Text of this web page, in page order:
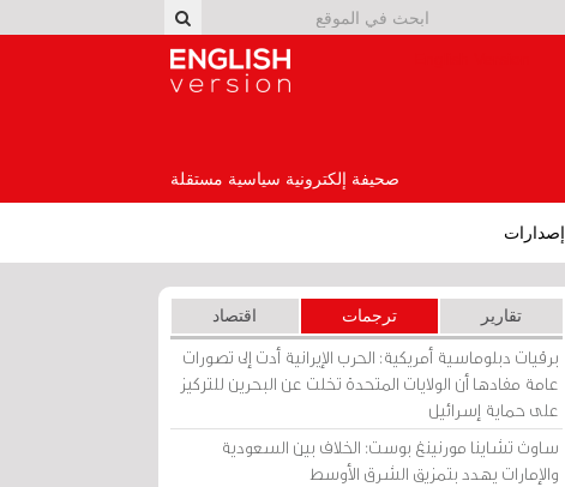
صحيفة إلكترونية سياسية مستقلة
إصدارات
تقارير ترجمات اقتصاد
برقيات دبلوماسية أمريكية: الحرب الإيرانية أدت إلى تصورات
عامة مفادها أن الولايات المتحدة تخلت عن البحرين للتركيز
على حماية إسرائيل
ساوث تشاينا مورنينغ بوست: الخلاف بين السعودية
والإمارات يهدد بتمزيق الشرق الأوسط